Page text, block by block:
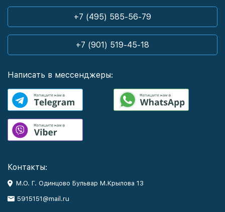
+7 (495) 585-56-79
+7 (901) 519-45-18
Написать в мессенджеры:
Контакты:
М.О. Г. Одинцово Бульвар М.Крылова 13
5915151@mail.ru